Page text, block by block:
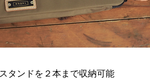
タンドを２本まで収納可能